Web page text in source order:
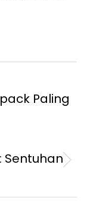
Paling
Sentuhan